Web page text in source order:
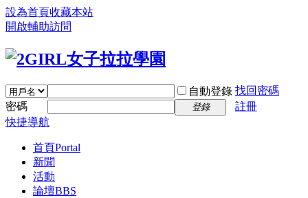
設為首頁收藏本站
開啟輔助訪問
自動登錄 找回密碼
密碼
登錄
註冊
快捷導航
首頁Portal
新聞
活動
論壇BBS